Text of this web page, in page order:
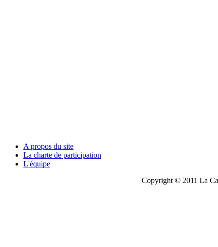
A propos du site
La charte de participation
L'équipe
Copyright © 2011 La